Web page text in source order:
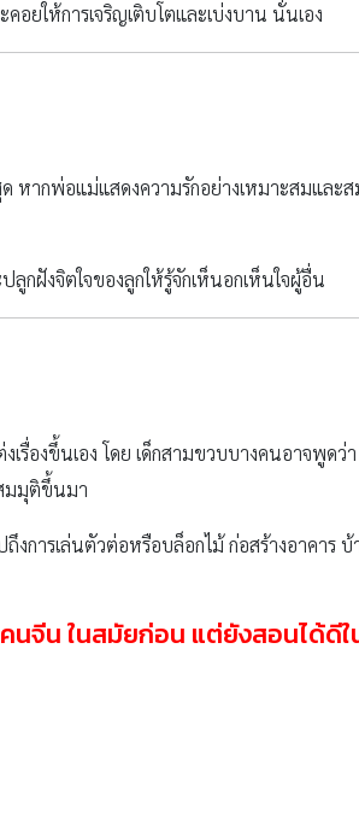
ยให้การเจริญเติบโตและเบ่งบาน นั่นเอง
ากพ่อแม่แสดงความรักอย่างเหมาะสมและส
กฝังจิตใจของลูกให้รู้จักเห็นอกเห็นใจผู้อื่น
รื่องขึ้นเอง โดย เด็กสามขวบบางคนอาจพูด
มมุติขึ้นมา
การเล่นตัวต่อหรือบล็อกไม้ ก่อสร้างอาคาร บ้
นจีนในสมัยก่อน แต่ยังสอนได้ดี